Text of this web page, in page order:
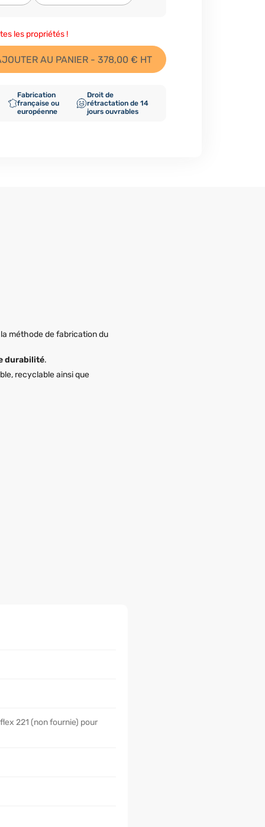
les propriétés !
AU PANIER - 378,00 € HT
Fabrication
française ou
européenne
Droit de
rétractation de 14
jours ouvrables
méthode de fabrication du
durabilité.
recyclable ainsi que
221 (non fournie) pour